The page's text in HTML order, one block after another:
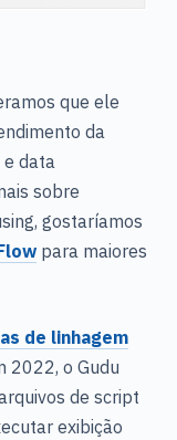
que ele
da
e data
sobre
gostaríamos
para maiores
de linhagem
2022, o Gudu
de script
exibição